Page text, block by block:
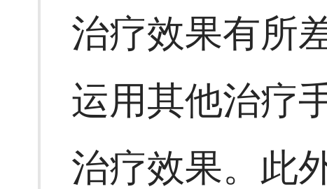
治疗效果有所
运用其他治疗
治疗效果。此